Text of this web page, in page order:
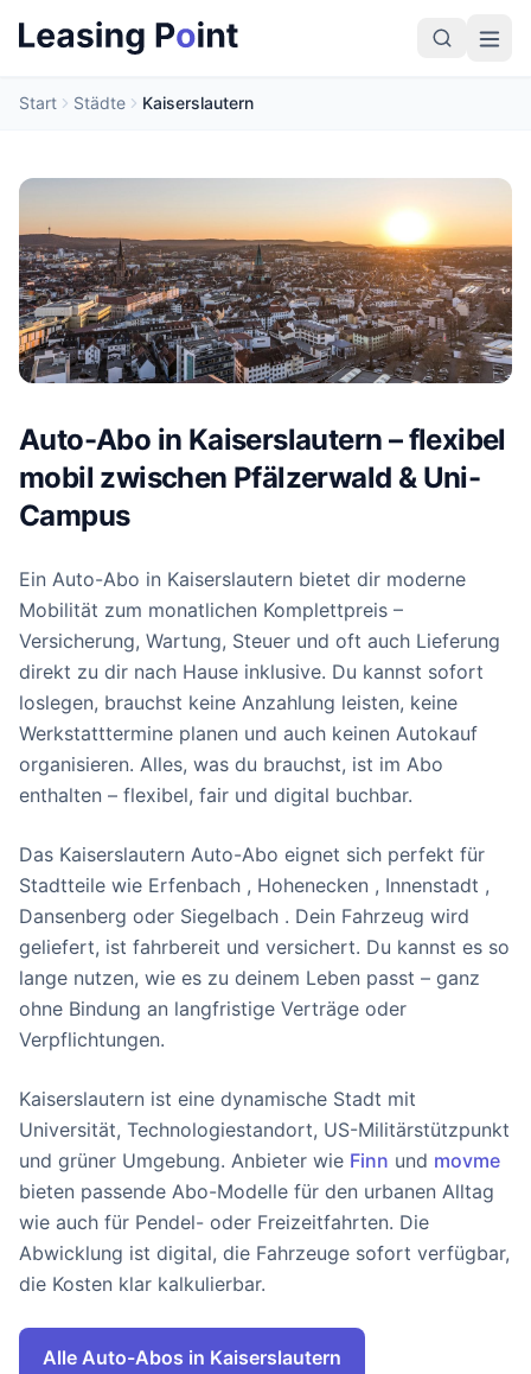
Start Städte Kaiserslautern
Auto-Abo in Kaiserslautern – flexibel
mobil zwischen Pfälzerwald & Uni-
Campus
Ein Auto-Abo in Kaiserslautern bietet dir moderne
Mobilität zum monatlichen Komplettpreis –
Versicherung, Wartung, Steuer und oft auch Lieferung
direkt zu dir nach Hause inklusive. Du kannst sofort
loslegen, brauchst keine Anzahlung leisten, keine
Werkstatttermine planen und auch keinen Autokauf
organisieren. Alles, was du brauchst, ist im Abo
enthalten – flexibel, fair und digital buchbar.
Das Kaiserslautern Auto-Abo eignet sich perfekt für
Stadtteile wie Erfenbach , Hohenecken , Innenstadt ,
Dansenberg oder Siegelbach . Dein Fahrzeug wird
geliefert, ist fahrbereit und versichert. Du kannst es so
lange nutzen, wie es zu deinem Leben passt – ganz
ohne Bindung an langfristige Verträge oder
Verpflichtungen.
Kaiserslautern ist eine dynamische Stadt mit
Universität, Technologiestandort, US-Militärstützpunkt
und grüner Umgebung. Anbieter wie Finn und movme
bieten passende Abo-Modelle für den urbanen Alltag
wie auch für Pendel- oder Freizeitfahrten. Die
Abwicklung ist digital, die Fahrzeuge sofort verfügbar,
die Kosten klar kalkulierbar.
Alle Auto-Abos in Kaiserslautern